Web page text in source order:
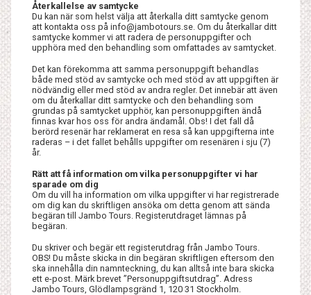
Återkallelse av samtycke
Du kan när som helst välja att återkalla ditt samtycke genom
att kontakta oss på info@jambotours.se. Om du återkallar ditt
samtycke kommer vi att radera de personuppgifter och
upphöra med den behandling som omfattades av samtycket.
Det kan förekomma att samma personuppgift behandlas
både med stöd av samtycke och med stöd av att uppgiften är
nödvändig eller med stöd av andra regler. Det innebär att även
om du återkallar ditt samtycke och den behandling som
grundas på samtycket upphör, kan personuppgiften ändå
finnas kvar hos oss för andra ändamål. Obs! I det fall då
berörd resenär har reklamerat en resa så kan uppgifterna inte
raderas – i det fallet behålls uppgifter om resenären i sju (7)
år.
Rätt att få information om vilka personuppgifter vi har
sparade om dig
Om du vill ha information om vilka uppgifter vi har registrerade
om dig kan du skriftligen ansöka om detta genom att sända
begäran till Jambo Tours. Registerutdraget lämnas på
begäran.
Du skriver och begär ett registerutdrag från Jambo Tours.
OBS! Du måste skicka in din begäran skriftligen eftersom den
ska innehålla din namnteckning, du kan alltså inte bara skicka
ett e-post. Märk brevet ”Personuppgiftsutdrag”. Adress
Jambo Tours, Glödlampsgränd 1, 120 31 Stockholm.